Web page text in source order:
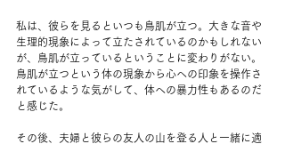
私は、彼らを見るといつも鳥肌が立つ。大きな音や
生理的現象によって立たされているのかもしれない
が、鳥肌が立っているということに変わりがない。
鳥肌が立つという体の現象から心への印象を操作さ
れているような気がして、体への暴力性もあるのだ
と感じた。
その後、夫婦と彼らの友人の山を登る人と一緒に適